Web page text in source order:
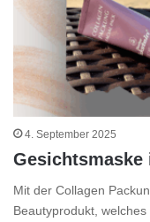
4. September 2025
Gesichtsmaske
Mit der Collagen
Beautyprodukt,